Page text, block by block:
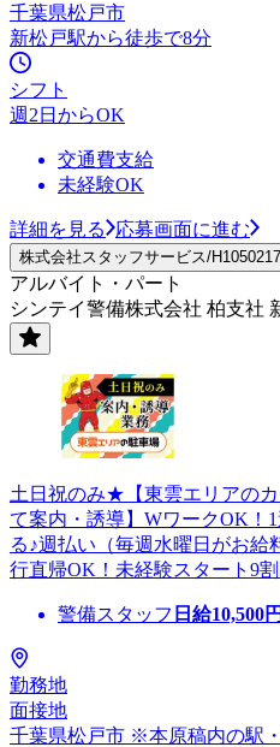
千葉県松戸市
新松戸駅から徒歩で8分
シフト
週2日からOK
交通費支給
未経験OK
詳細を見る 応募画面に進む
株式会社スタッフサービス/
アルバイト・パート
シンテイ警備株式会社 柏支社
土日祝のみ★【東雲エリアの
て案内・誘導】WワークOK！
る♪週払い（毎週水曜日がお給
行直帰OK！未経験スタート9割
警備スタッフ 日給10,500
勤務地
面接地
千葉県松戸市 ※本原稿内の駅